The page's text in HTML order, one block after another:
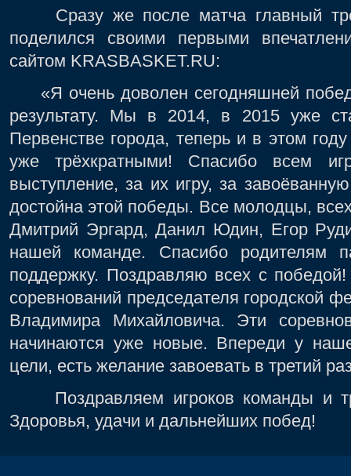
Сразу же после матча главный
поделился своими первыми
сайтом KRASBASKET.RU:
«Я очень доволен сегодняшней
результату. Мы в 2014, в 2015 уже
Первенстве города, теперь и в этом
уже трёхкратными! Спасибо всем
выступление, за их игру, за
достойна этой победы. Все молодцы,
Дмитрий Эргард, Данил Юдин, Егор
нашей команде. Спасибо родителям
поддержку. Поздравляю всех с
соревнований председателя городской
Владимира Михайловича. Эти
начинаются уже новые. Впереди у
цели, есть желание завоевать в третий
Поздравляем игроков команды и
Здоровья, удачи и дальнейших побед!